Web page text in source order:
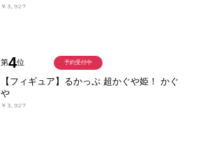
￥3,927
第4位
【フィギュア】るかっぷ 超かぐや姫！ かぐ
や
￥3,927
予約受付中